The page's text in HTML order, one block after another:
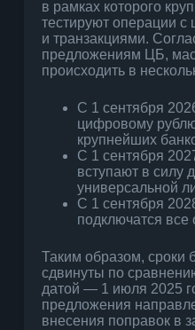
в рамках которого
тестируют операции
и транзакциями.
предложениям ЦБ,
происходить в
С 1 сентября
цифровому
крупнейших
С 1 сентября
вступают в силу
универсальной
С 1 сентября
подключатся все
Таким образом, сроки
сдвинуты по
датой — 1 июля 2025
предложения
внесения поправок в